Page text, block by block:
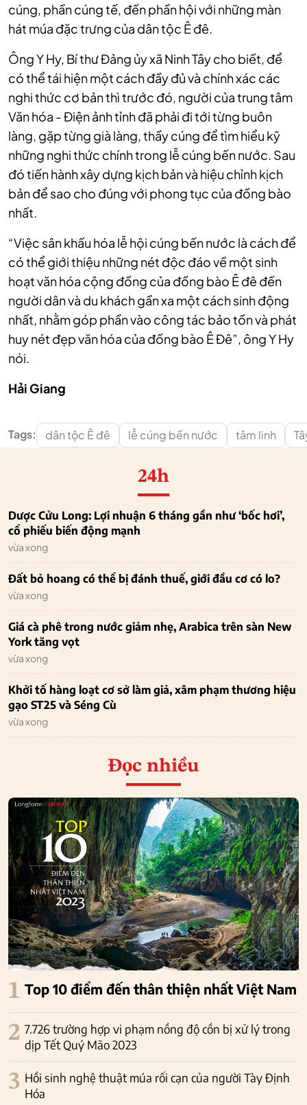
cúng, phần cúng tế, đến phần hội với những màn
hát múa đặc trưng của dân tộc Ê đê.
Ông Y Hy, Bí thư Đảng ủy xã Ninh Tây cho biết, để
có thể tái hiện một cách đầy đủ và chính xác các
nghi thức cơ bản thì trước đó, người của trung tâm
Văn hóa - Điện ảnh tỉnh đã phải đi tới từng buôn
làng, gặp từng già làng, thầy cúng để tìm hiểu kỹ
những nghi thức chính trong lễ cúng bến nước. Sau
đó tiến hành xây dựng kịch bản và hiệu chỉnh kịch
bản để sao cho đúng với phong tục của đồng bào
nhất.
“Việc sân khấu hóa lễ hội cúng bến nước là cách để
có thể giới thiệu những nét độc đáo về một sinh
hoạt văn hóa cộng đồng của đồng bào Ê đê đến
người dân và du khách gần xa một cách sinh động
nhất, nhằm góp phần vào công tác bảo tồn và phát
huy nét đẹp văn hóa của đồng bào Ê Đê”, ông Y Hy
nói.
Hải Giang
Tags: dân tộc Ê đê lễ cúng bến nước tâm linh
24h
Dược Cửu Long: Lợi nhuận 6 tháng gần như ‘bốc hơi’,
cổ phiếu biến động mạnh
vừa xong
Đất bỏ hoang có thể bị đánh thuế, giới đầu cơ có lo?
vừa xong
Giá cà phê trong nước giảm nhẹ, Arabica trên sàn New
York tăng vọt
vừa xong
Khởi tố hàng loạt cơ sở làm giả, xâm phạm thương hiệu
gạo ST25 và Séng Cù
vừa xong
Đọc nhiều
1 Top 10 điểm đến thân thiện nhất Việt Nam
2 7.726 trường hợp vi phạm nồng độ cồn bị xử lý trong
dịp Tết Quý Mão 2023
3 Hồi sinh nghệ thuật múa rối cạn của người Tày Định
Hóa